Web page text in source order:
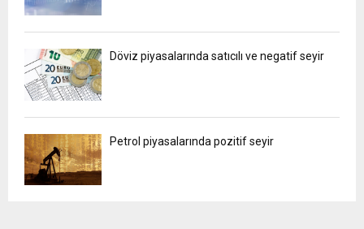
Döviz piyasalarında satıcılı ve negatif seyir
Petrol piyasalarında pozitif seyir